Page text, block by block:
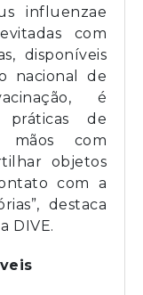
influenzae
com
disponíveis
nacional de
é
de
mãos com
objetos
com a
destaca
DIVE.